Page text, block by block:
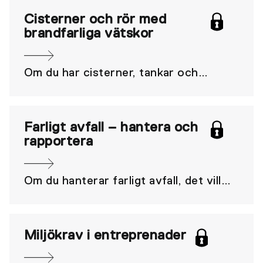
de vanligaste frågorna om det
förnybara drivmedlet HVO100.
Cisterner och rör med
brandfarliga vätskor
Om du har cisterner, tankar och
gäller för dessa. Föreskrifter kommer
från Naturvårdsverket och MSB. Här
finns en sammanfattning.
Farligt avfall – hantera och
rapportera
Om du hanterar farligt avfall, det vill
och miljö ska du rapportera in det till
Naturvårdsverket. Tänk på att även till
Miljökrav i entreprenader